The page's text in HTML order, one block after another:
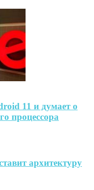
11 и думает о
процессора
архитектуру